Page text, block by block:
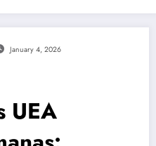
January 4, 2026
UEA